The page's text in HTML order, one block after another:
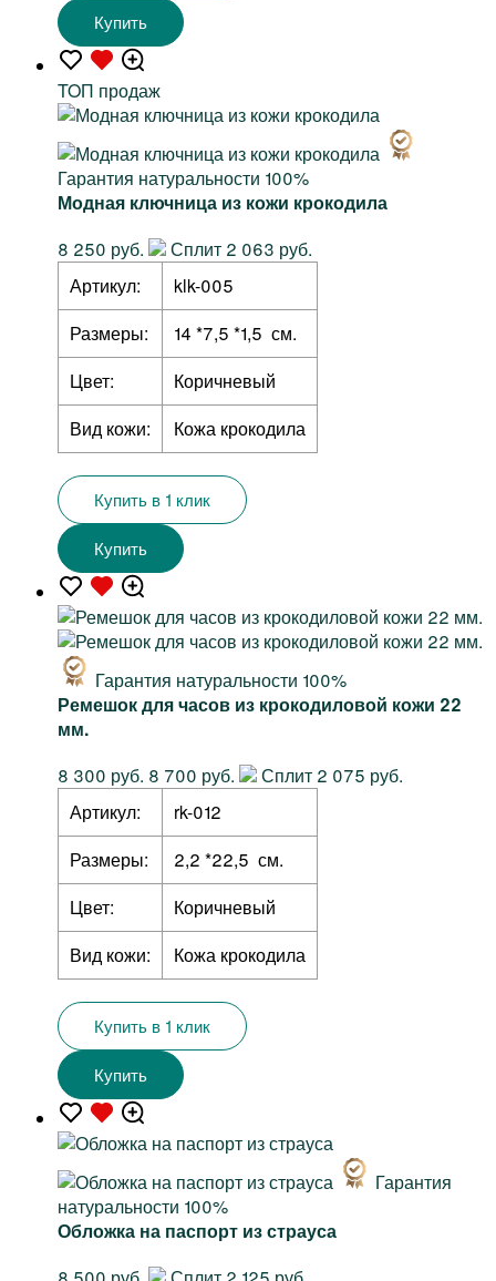
Купить
TOП продаж
Гарантия натуральности 100%
Модная ключница из кожи крокодила
8 250 руб.
Сплит 2 063 руб.
Артикул:
klk-005
Размеры:
14 *7,5 *1,5 см.
Цвет:
Коричневый
Вид кожи:
Кожа крокодила
Купить в 1 клик
Купить
Гарантия натуральности 100%
Ремешок для часов из крокодиловой кожи 22
мм.
8 300 руб. 8 700 руб.
Сплит 2 075 руб.
Артикул:
rk-012
Размеры:
2,2 *22,5 см.
Цвет:
Коричневый
Вид кожи:
Кожа крокодила
Купить в 1 клик
Купить
Гарантия
натуральности 100%
Обложка на паспорт из страуса